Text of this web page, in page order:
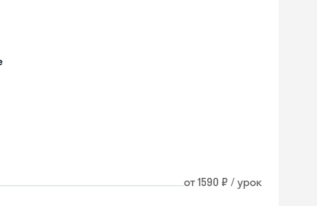
от 1590 ₽ / урок